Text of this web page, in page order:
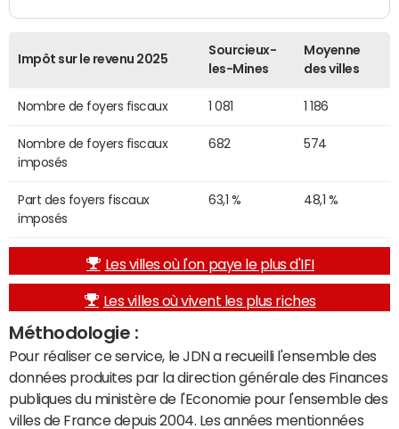
Impôt sur le revenu 2025
Sourcieux-
les-Mines
Moyenne
des villes
Nombre de foyers fiscaux 1 081 1 186
Nombre de foyers fiscaux
imposés
682 574
Part des foyers fiscaux
imposés
63,1 % 48,1 %
Les villes où l'on paye le plus d'IFI
Les villes où vivent les plus riches
Méthodologie :
Pour réaliser ce service, le JDN a recueilli l'ensemble des
données produites par la direction générale des Finances
publiques du ministère de l'Economie pour l'ensemble des
villes de France depuis 2004. Les années mentionnées